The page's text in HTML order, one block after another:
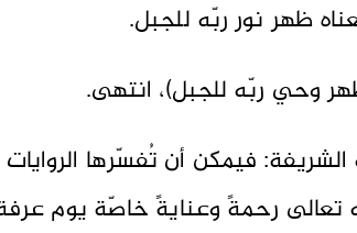
ظهر نور ربّه للجبل.
وحي ربّه للجبل)، انتهى.
الشريفة: فيمكن أن تُفسّرها
تعالى رحمةً وعنايةً خاصّة يوم